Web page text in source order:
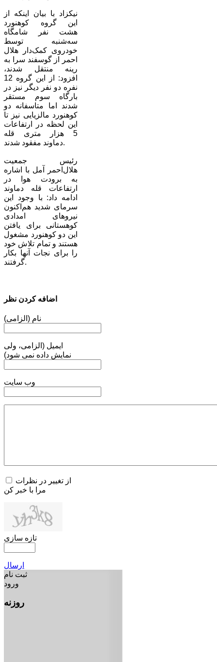
نیکزاد با بیان اینکه از
این گروه کوهنورد
هشت نفر شامگاه
سه‌شنبه توسط
خودروی کمک‌دار هلال
احمر از گوسفند سرا به
رینه منتقل شدند،
افزود: از این گروه 12
نفره دو نفر دیگر نیز در
بارگاه سوم مستقر
شدند اما متاسفانه دو
کوهنورد مالزیایی نیز تا
این لحظه در ارتفاعات
5 هزار متری قله
دماوند مفقود شدند.
رئیس جمعیت
هلال‌احمر آمل با اشاره
به برودت هوا در
ارتفاعات قله دماوند
ادامه داد: با وجود این
سرمای شدید هم‌اکنون
نیروهای امدادی
کوهستانی برای یافتن
این دو کوهنورد مشغول
هستند و تمام تلاش خود
را برای نجات آنها بکار
گرفتند.
اضافه کردن نظر
نام (الزامی)
ایمیل (الزامی، ولی
نمایش داده نمی شود)
وب سایت
از تغییر در نظرات
مرا با خبر کن
تازه سازی
ارسال
ثبت نام
ورود
روزنه